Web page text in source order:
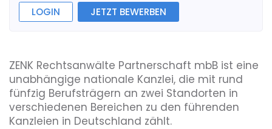
LOGIN JETZT BEWERBEN
ZENK Rechtsanwälte Partnerschaft mbB ist eine
unabhängige nationale Kanzlei, die mit rund
fünfzig Berufsträgern an zwei Standorten in
verschiedenen Bereichen zu den führenden
Kanzleien in Deutschland zählt.